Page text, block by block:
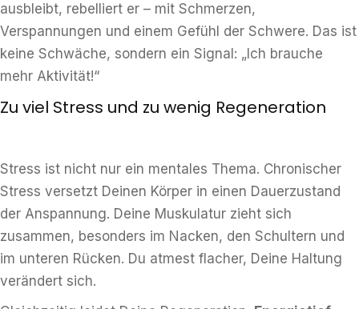
ausbleibt, rebelliert er – mit Schmerzen,
Verspannungen und einem Gefühl der Schwere. Das ist
keine Schwäche, sondern ein Signal: „Ich brauche
mehr Aktivität!“
Zu viel Stress und zu wenig Regeneration
Stress ist nicht nur ein mentales Thema. Chronischer
Stress versetzt Deinen Körper in einen Dauerzustand
der Anspannung. Deine Muskulatur zieht sich
zusammen, besonders im Nacken, den Schultern und
im unteren Rücken. Du atmest flacher, Deine Haltung
verändert sich.